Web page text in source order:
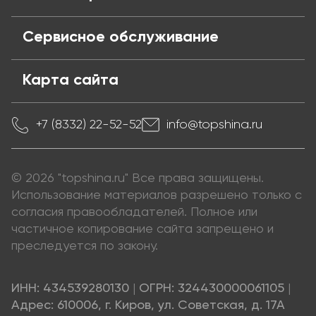
Сервисное обслуживание
Карта сайта
+7 (8332) 22-52-52 info@topshina.ru
© 2026 "topshina.ru" Все права защищены.
Использование материалов разрешено только с
согласия правообладателей. Полное или
частичное копирование сайта запрещено и
преследуется по закону.
ИНН: 434539280130 ОГРН: 324430000061105
Адрес: 610006, г. Киров, ул. Советская, д. 17А